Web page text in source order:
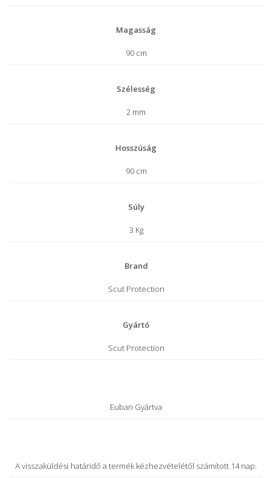
Magasság
90 cm
Szélesség
2 mm
Hosszúság
90 cm
Súly
3 Kg
Brand
Scut Protection
Gyártó
Scut Protection
Euban Gyártva
A visszaküldési határidő a termék kézhezvételétől számított 14 nap.